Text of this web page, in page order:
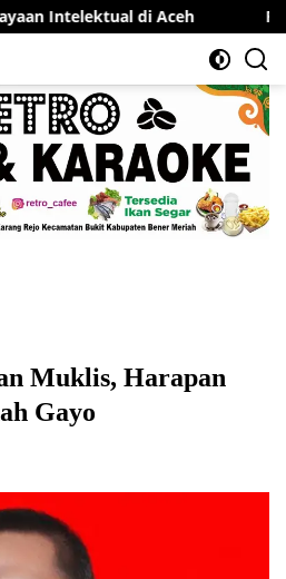
Aceh RSUD Munyang
Muklis, Harapan
Gayo